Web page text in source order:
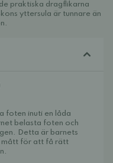
praktiska dragflikarna
yttersula är tunnare än
foten inuti en låda
belasta foten och
Detta är barnets
mått för att få rätt